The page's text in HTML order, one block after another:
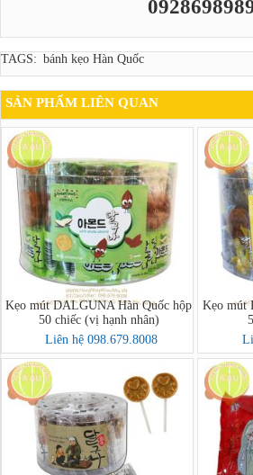
TAGS: bánh kẹo Hàn Quốc
SẢN PHẨM LIÊN QUAN
Kẹo mút DALGUNA Hàn Quốc hộp
50 chiếc (vị hạnh nhân)
Liên hệ 098.679.8008
Kẹo mút